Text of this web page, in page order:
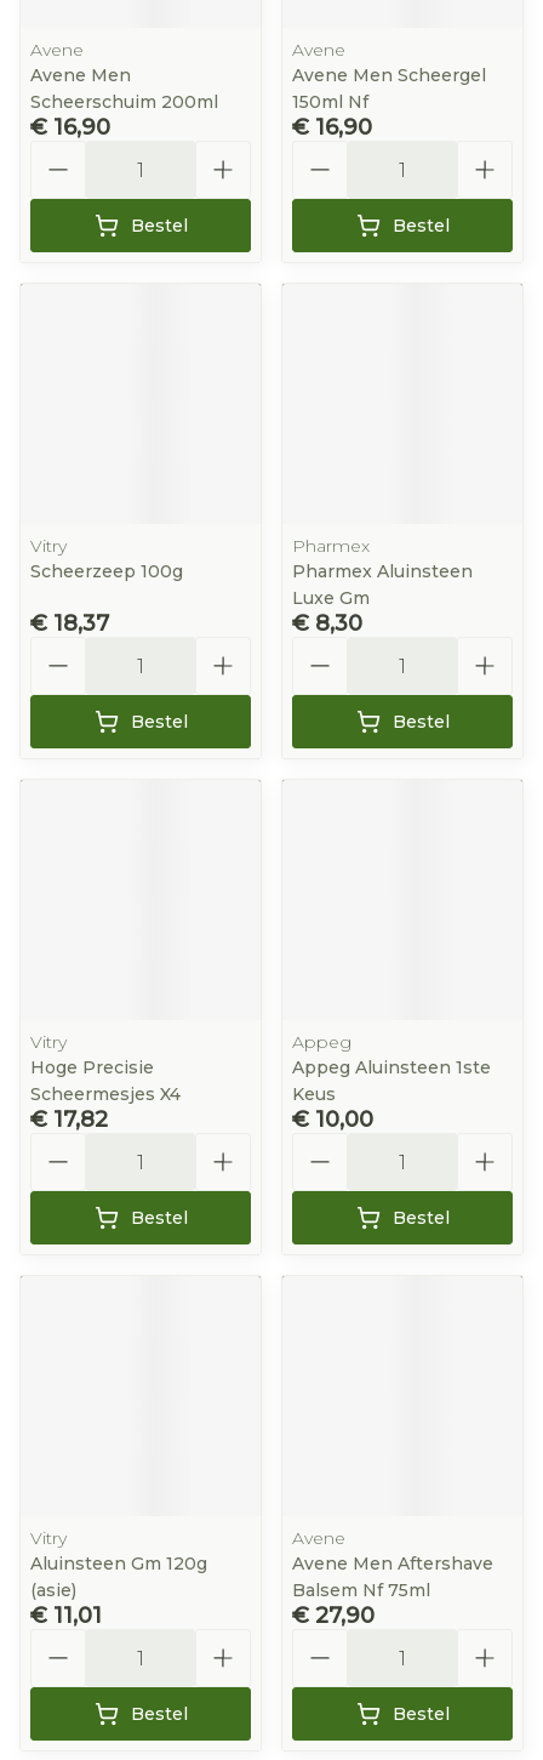
Avene
Avene Men
Scheerschuim 200ml
€ 16,90
Bestel
Avene
Avene Men Scheergel
150ml Nf
€ 16,90
Bestel
Vitry
Scheerzeep 100g
€ 18,37
Bestel
Pharmex
Pharmex Aluinsteen
Luxe Gm
€ 8,30
Bestel
Vitry
Hoge Precisie
Scheermesjes X4
€ 17,82
Bestel
Appeg
Appeg Aluinsteen 1ste
Keus
€ 10,00
Bestel
Vitry
Aluinsteen Gm 120g
(asie)
€ 11,01
Bestel
Avene
Avene Men Aftershave
Balsem Nf 75ml
€ 27,90
Bestel